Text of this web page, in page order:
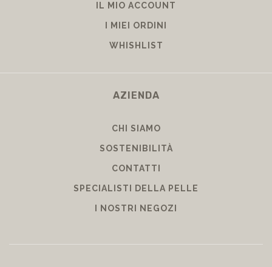
IL MIO ACCOUNT
I MIEI ORDINI
WHISHLIST
AZIENDA
CHI SIAMO
SOSTENIBILITÀ
CONTATTI
SPECIALISTI DELLA PELLE
I NOSTRI NEGOZI